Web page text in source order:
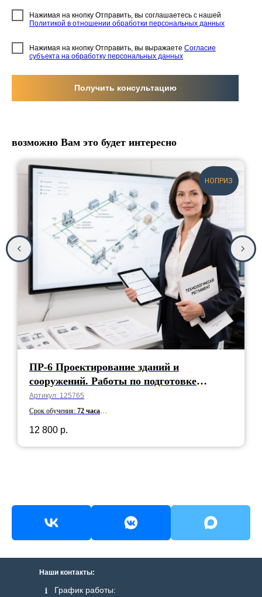
Нажимая на кнопку Отправить, вы соглашаетесь с нашей
Политикой в отношении обработки персональных данных
Нажимая на кнопку Отправить, вы выражаете Согласие
субъекта на обработку персональных данных
Получить консультацию
возможно Вам это будет интересно
НОПРИЗ
ПР-6 Проектирование зданий и
сооружений. Работы по подготовке
технологических решений
Артикул: 125765
Срок обучения: 72 часа
12 800 р.
Наши контакты:
График работы: